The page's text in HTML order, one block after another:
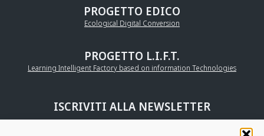
PROGETTO EDICO
Ecological Digital Conversion
PROGETTO L.I.F.T.
Learning Intelligent Factory based on information Technologies
ISCRIVITI ALLA NEWSLETTER